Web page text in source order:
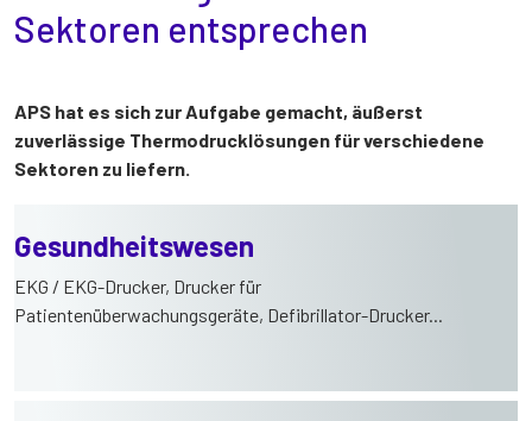
Sektoren entsprechen
APS hat es sich zur Aufgabe gemacht, äußerst
zuverlässige Thermodrucklösungen für verschiedene
Sektoren zu liefern.
Gesundheitswesen
EKG / EKG-Drucker, Drucker für
Patientenüberwachungsgeräte, Defibrillator-Drucker...